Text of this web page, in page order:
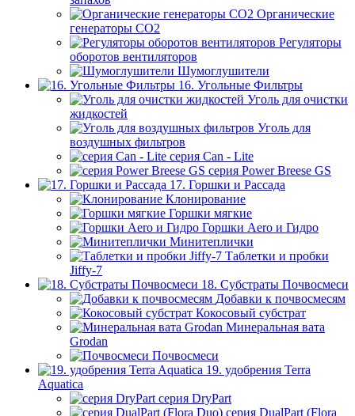
Органические
генераторы СО2
Регуляторы
оборотов вентиляторов
Шумоглушители
16. Угольные Фильтры
Уголь для очистки
жидкостей
Уголь для
воздушных фильтров
серия Can - Lite
серия Power Breese GS
17. Горшки и Рассада
Клонирование
Горшки мягкие
Горшки Aero и Гидро
Минитеплички
Таблетки и пробки
Jiffy-7
18. Субстраты Почвосмеси
Добавки к почвосмесям
Кокосовый субстрат
Минеральная вата
Grodan
Почвосмеси
19. удобрения Terra
Aquatica
серия DryPart
серия DualPart (Flora